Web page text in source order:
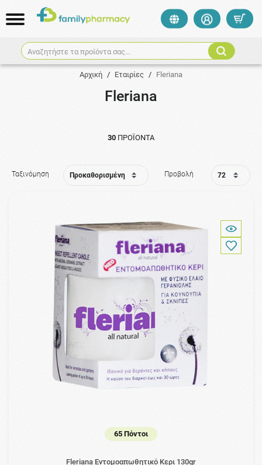
Αναζητήστε τα προϊόντα σας...
Αρχική / Εταιρίες / Fleriana
Fleriana
30 ΠΡΟΪΌΝΤΑ
Ταξινόμηση Προβολή
65 Πόντοι
Fleriana Εντομοαπωθητικό Κερι 130gr